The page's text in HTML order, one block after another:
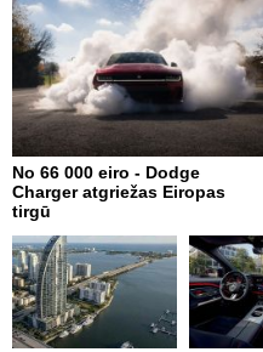
No 66 000 eiro - Dodge
Charger atgriežas Eiropas
tirgū